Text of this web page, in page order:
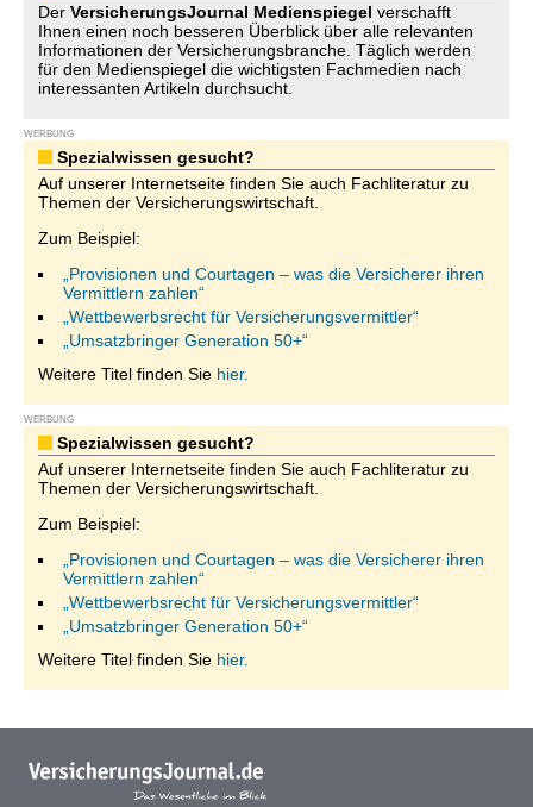
Der VersicherungsJournal Medienspiegel verschafft
Ihnen einen noch besseren Überblick über alle relevanten
Informationen der Versicherungsbranche. Täglich werden
für den Medienspiegel die wichtigsten Fachmedien nach
interessanten Artikeln durchsucht.
WERBUNG
Spezialwissen gesucht?
Auf unserer Internetseite finden Sie auch Fachliteratur zu
Themen der Versicherungswirtschaft.
Zum Beispiel:
„Provisionen und Courtagen – was die Versicherer ihren
Vermittlern zahlen“
„Wettbewerbsrecht für Versicherungsvermittler“
„Umsatzbringer Generation 50+“
Weitere Titel finden Sie hier.
WERBUNG
Spezialwissen gesucht?
Auf unserer Internetseite finden Sie auch Fachliteratur zu
Themen der Versicherungswirtschaft.
Zum Beispiel:
„Provisionen und Courtagen – was die Versicherer ihren
Vermittlern zahlen“
„Wettbewerbsrecht für Versicherungsvermittler“
„Umsatzbringer Generation 50+“
Weitere Titel finden Sie hier.